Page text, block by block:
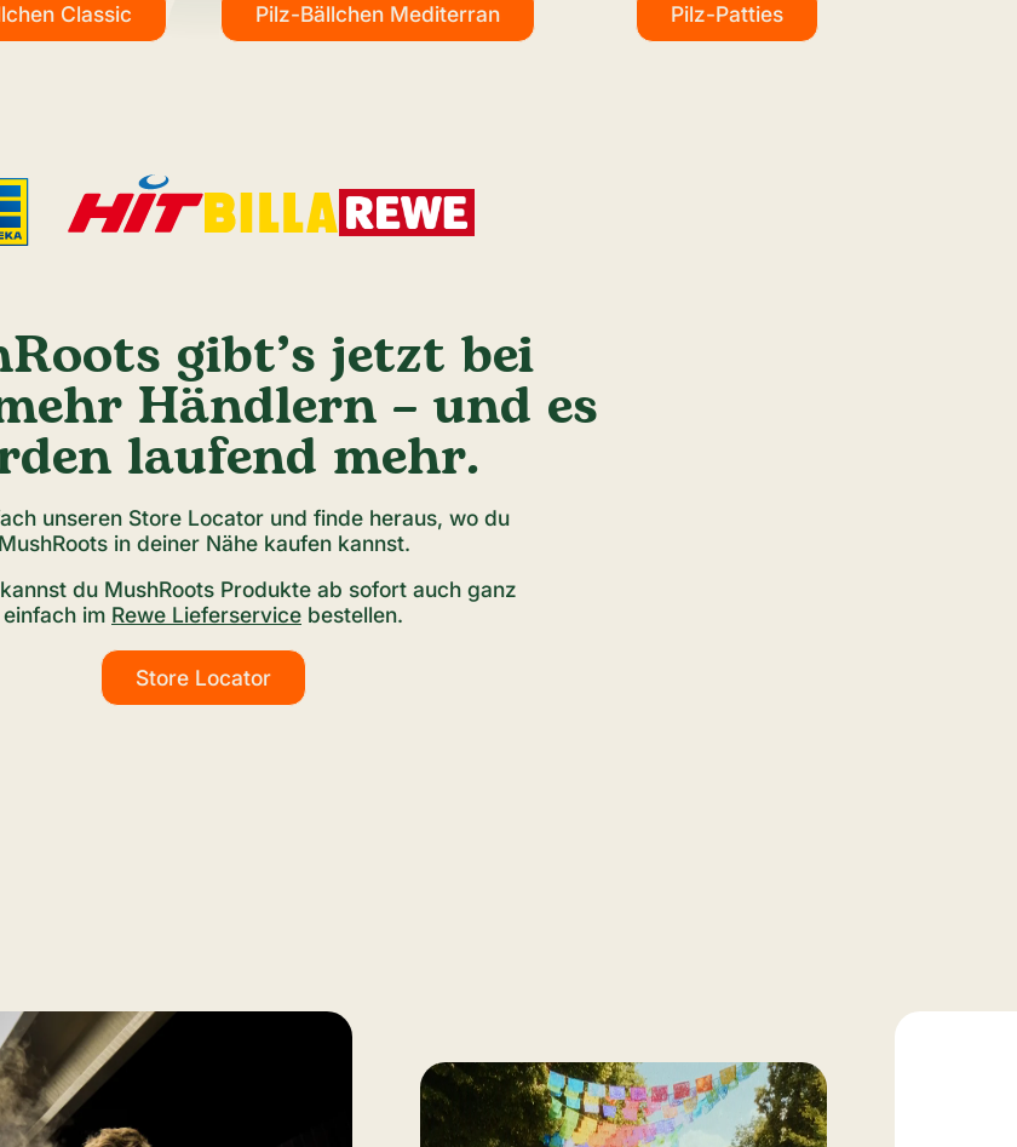
Classic
Pilz-Bällchen Mediterran
Pilz-Patties
gibt’s jetzt bei
Händlern – und es
laufend mehr.
unseren Store Locator und finde heraus, wo du
MushRoots in deiner Nähe kaufen kannst.
du MushRoots Produkte ab sofort auch ganz
einfach im Rewe Lieferservice bestellen.
Store Locator